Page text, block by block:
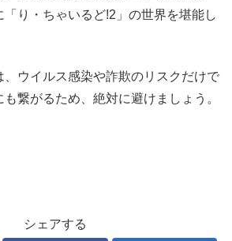
り・ちゃいるど!2」の世界を堪能し
、ウイルス感染や詐欺のリスクだけで
繋がるため、絶対に避けましょう。
シェアする